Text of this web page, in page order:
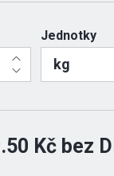
Jednotky
kg
Kč bez